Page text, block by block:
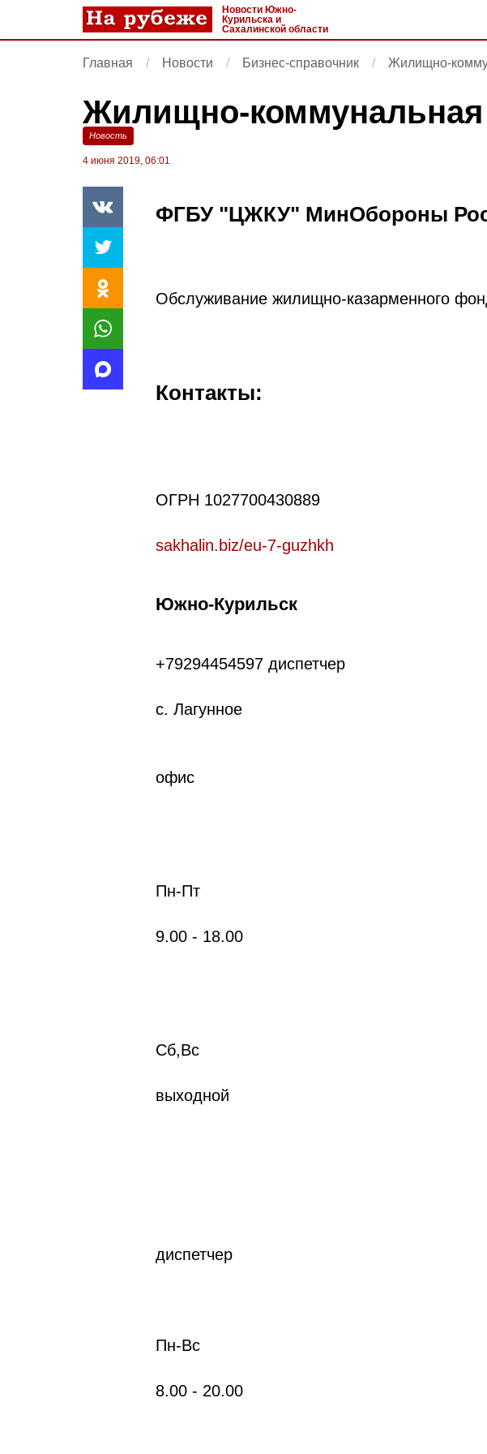
Новости Южно-
Курильска и
Сахалинской области
Главная Новости Бизнес-справочник Жилищно-
Жилищно-
Новость
4 июня 2019, 06:01
ФГБУ "ЦЖКУ" МинОбороны
Обслуживание жилищно-казарменного
Контакты:
ОГРН 1027700430889
sakhalin.biz/eu-7-guzhkh
Южно-Курильск
+79294454597 диспетчер
с. Лагунное
офис
Пн-Пт
9.00 - 18.00
Сб,Вс
выходной
диспетчер
Пн-Вс
8.00 - 20.00